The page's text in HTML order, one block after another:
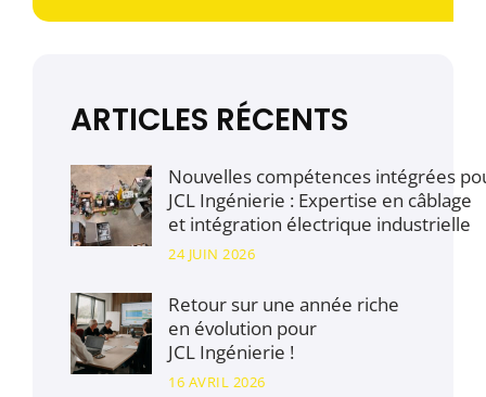
ARTICLES RÉCENTS
Nouvelles compétences intégrées
JCL Ingénierie : Expertise en câblage
et intégration électrique industrielle
24 JUIN 2026
Retour sur une année riche
en évolution pour
JCL Ingénierie !
16 AVRIL 2026